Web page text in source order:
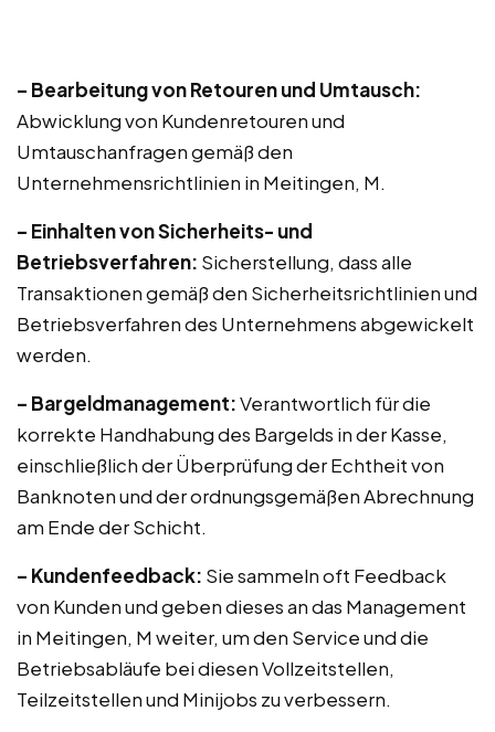
– Bearbeitung von Retouren und Umtausch:
Abwicklung von Kundenretouren und
Umtauschanfragen gemäß den
Unternehmensrichtlinien in Meitingen, M.
– Einhalten von Sicherheits- und
Betriebsverfahren: Sicherstellung, dass alle
Transaktionen gemäß den Sicherheitsrichtlinien und
Betriebsverfahren des Unternehmens abgewickelt
werden.
– Bargeldmanagement:Verantwortlich für die
korrekte Handhabung des Bargelds in der Kasse,
einschließlich der Überprüfung der Echtheit von
Banknoten und der ordnungsgemäßen Abrechnung
am Ende der Schicht.
– Kundenfeedback: Sie sammeln oft Feedback
von Kunden und geben dieses an das Management
in Meitingen, M weiter, um den Service und die
Betriebsabläufe bei diesen Vollzeitstellen,
Teilzeitstellen und Minijobs zu verbessern.